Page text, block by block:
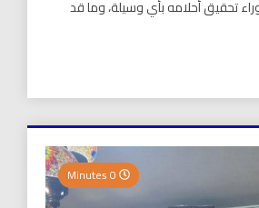
تحقيق أحلامه بأي وسيلة، وما قد